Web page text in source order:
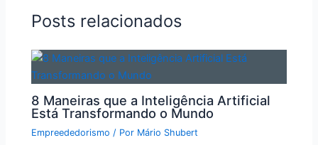
Posts relacionados
8 Maneiras que a Inteligência Artificial
Está Transformando o Mundo
Empreededorismo / Por Mário Shubert